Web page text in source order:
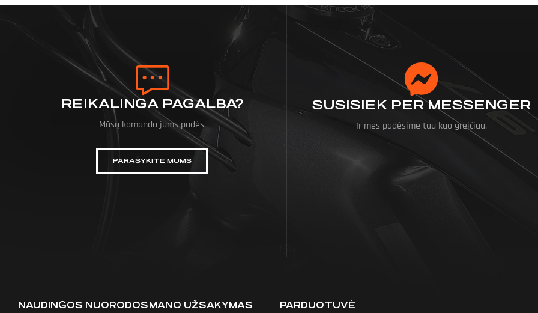
REIKALINGA PAGALBA?
Mūsų komanda jums padės.
PARAŠYKITE MUMS
SUSISIEK PER MESSENGER
Ir mes padėsime tau kuo greičiau.
NAUDINGOS NUORODOSMANO UŽSAKYMAS PARDUOTUVĖ